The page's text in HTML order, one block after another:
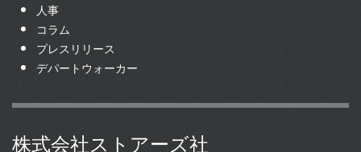
人事
コラム
プレスリリース
デパートウォーカー
株式会社ストアーズ社